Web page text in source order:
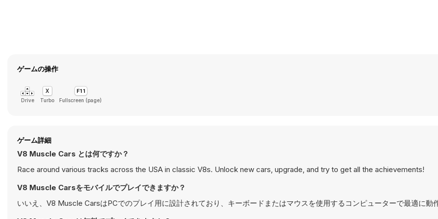
ゲームの操作
Drive Turbo Fullscreen (page)
ゲーム詳細
V8 Muscle Cars とは何ですか？
Race around various tracks across the USA in classic V8s. Unlock new cars, upgrade, and try to get all the achievements!
V8 Muscle Carsをモバイルでプレイできますか？
いいえ、V8 Muscle CarsはPCでのプレイ用に設計されており、キーボードまたはマウスを使用するコンピューターで最適に動